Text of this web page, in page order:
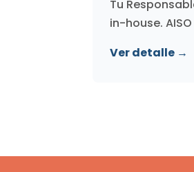
Tu
in-house.
Ver detalle →